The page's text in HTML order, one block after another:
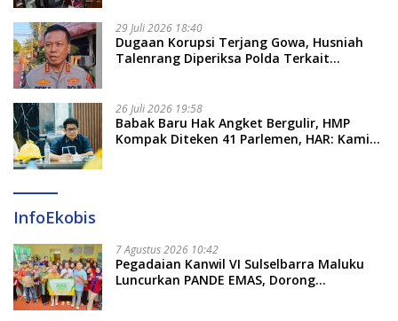
29 Juli 2026 18:40
Dugaan Korupsi Terjang Gowa, Husniah
Talenrang Diperiksa Polda Terkait
26 Juli 2026 19:58
​Babak Baru Hak Angket Bergulir, HMP
Kompak Diteken 41 Parlemen, HAR: Kami
InfoEkobis
7 Agustus 2026 10:42
Pegadaian Kanwil VI Sulselbarra Maluku
Luncurkan PANDE EMAS, Dorong